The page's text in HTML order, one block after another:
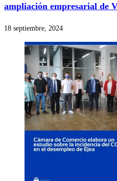
ampliación empresarial de
18 septiembre, 2024